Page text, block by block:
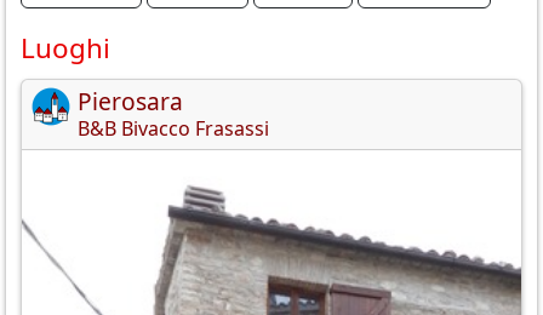
Luoghi
Pierosara
B&B Bivacco Frasassi